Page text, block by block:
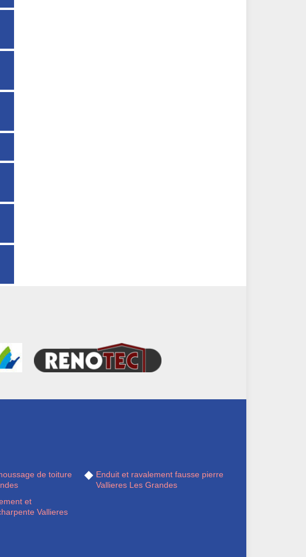
de toiture
et
Vallieres
Enduit et ravalement fausse pierre
Vallieres Les Grandes